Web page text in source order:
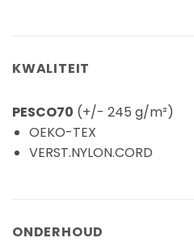
KWALITEIT
PESCO70 (+/- 245 g/m²)
OEKO-TEX
VERST.NYLON.CORD
ONDERHOUD